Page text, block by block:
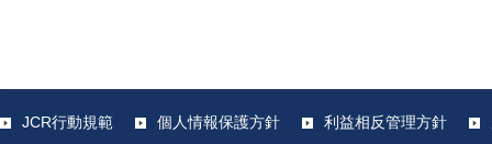
JCR行動規範 個人情報保護方針 利益相反管理方針